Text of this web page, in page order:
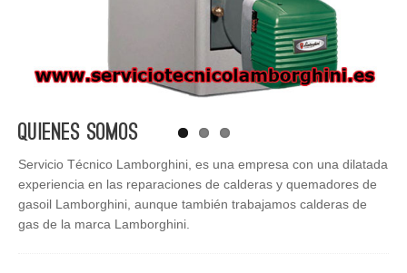
Quienes Somos
Servicio Técnico Lamborghini, es una empresa con una dilatada
experiencia en las reparaciones de calderas y quemadores de
gasoil Lamborghini, aunque también trabajamos calderas de
gas de la marca Lamborghini.